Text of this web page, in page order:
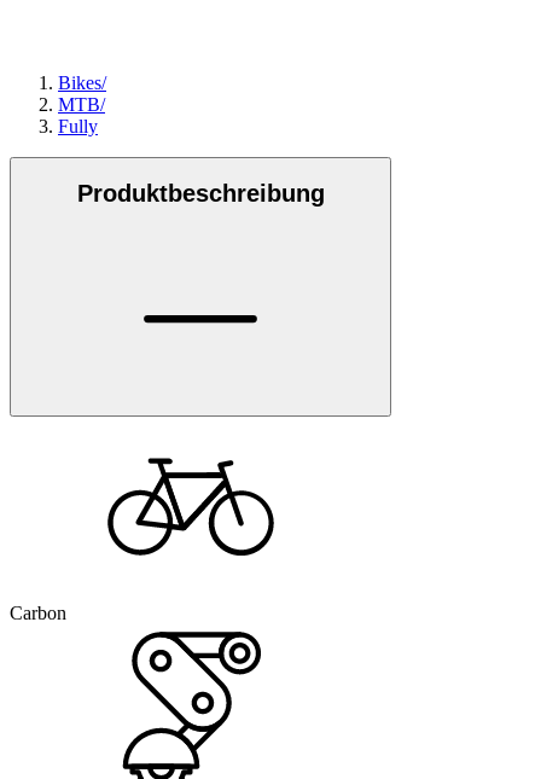
Bikes/
MTB/
Fully
Produktbeschreibung
Carbon